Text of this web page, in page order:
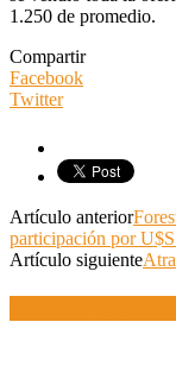
1.250 de promedio.
Compartir
Facebook
Twitter
Artículo anterior
participación por
Artículo siguiente